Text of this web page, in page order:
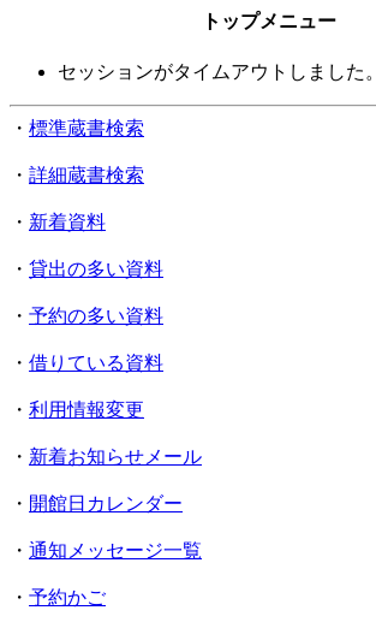
トップメニュー
セッションがタイムアウトしました。
・ 標準蔵書検索
・ 詳細蔵書検索
・ 新着資料
・ 貸出の多い資料
・ 予約の多い資料
・ 借りている資料
・ 利用情報変更
・ 新着お知らせメール
・ 開館日カレンダー
・ 通知メッセージ一覧
・ 予約かご